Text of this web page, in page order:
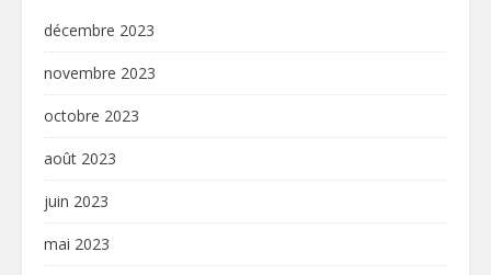
décembre 2023
novembre 2023
octobre 2023
août 2023
juin 2023
mai 2023